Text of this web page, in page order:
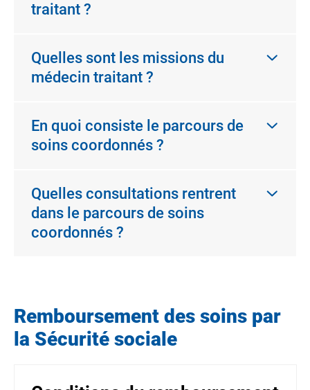
traitant ?
Quelles sont les missions du
médecin traitant ?
En quoi consiste le parcours de
soins coordonnés ?
Quelles consultations rentrent
dans le parcours de soins
coordonnés ?
Remboursement des soins par
la Sécurité sociale